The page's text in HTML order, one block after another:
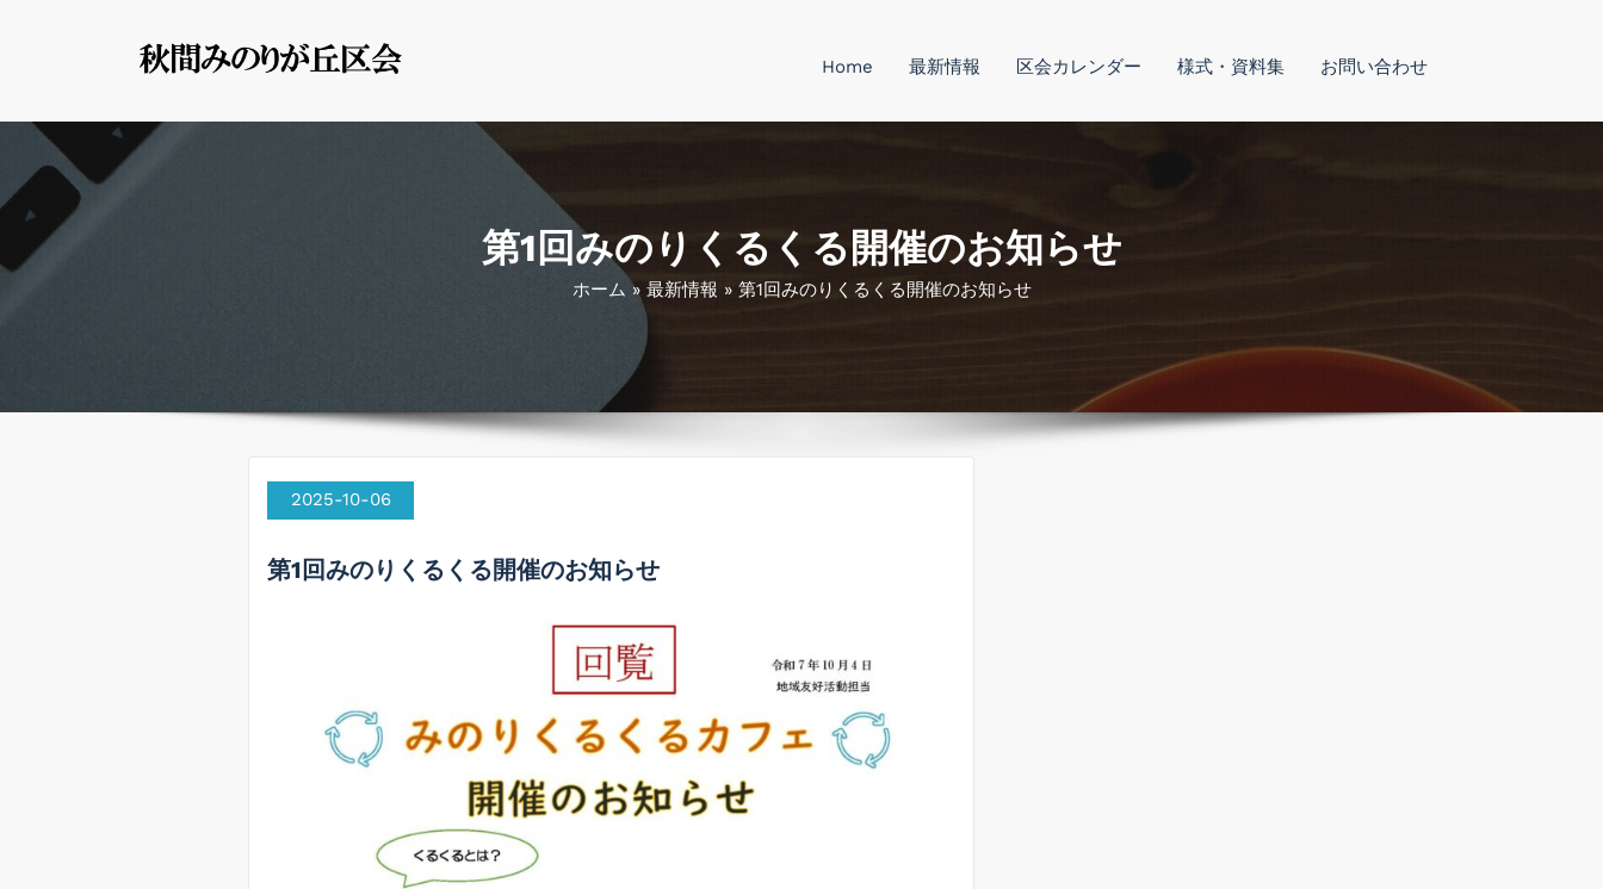
ン
へ
キ
秋間みのりが丘区会 公式
群馬県安中市 秋間みのりが丘区会の公式ホームページです。
Home 最新情報 区会カレンダー 様式・資料集 お問い合わせ
第1回みのりくるくる開催のお知らせ
ホーム » 最新情報 » 第1回みのりくるくる開催のお知らせ
2025-10-06
第1回みのりくるくる開催のお知らせ